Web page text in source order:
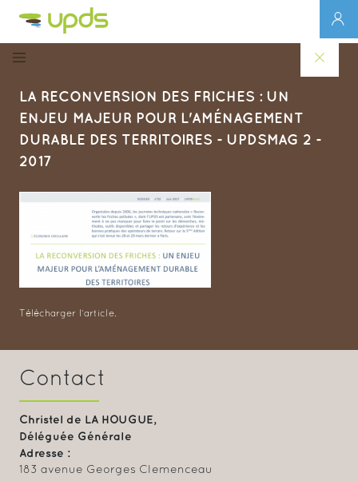
LA RECONVERSION DES FRICHES : UN
ENJEU MAJEUR POUR L'AMÉNAGEMENT
DURABLE DES TERRITOIRES - UPDSMAG 2 -
2017
Télécharger l’article.
Contact
Christel de LA HOUGUE,
Déléguée Générale
Adresse :
183 avenue Georges Clemenceau